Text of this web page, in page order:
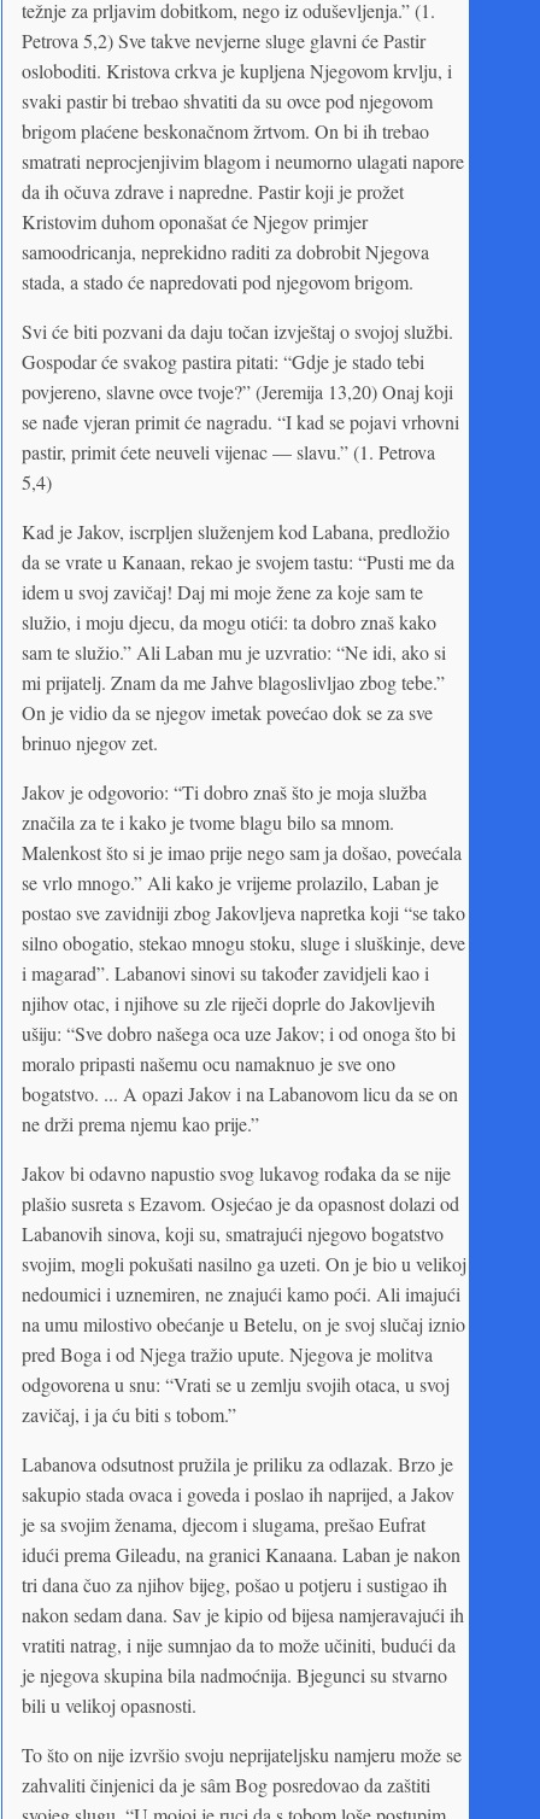
težnje za prljavim dobitkom, nego iz oduševljenja.” (1.
Petrova 5,2) Sve takve nevjerne sluge glavni će Pastir
osloboditi. Kristova crkva je kupljena Njegovom krvlju, i
svaki pastir bi trebao shvatiti da su ovce pod njegovom
brigom plaćene beskonačnom žrtvom. On bi ih trebao
smatrati neprocjenjivim blagom i neumorno ulagati napore
da ih očuva zdrave i napredne. Pastir koji je prožet
Kristovim duhom oponašat će Njegov primjer
samoodricanja, neprekidno raditi za dobrobit Njegova
stada, a stado će napredovati pod njegovom brigom.
Svi će biti pozvani da daju točan izvještaj o svojoj službi.
Gospodar će svakog pastira pitati: “Gdje je stado tebi
povjereno, slavne ovce tvoje?” (Jeremija 13,20) Onaj koji
se nađe vjeran primit će nagradu. “I kad se pojavi vrhovni
pastir, primit ćete neuveli vijenac — slavu.” (1. Petrova
5,4)
Kad je Jakov, iscrpljen služenjem kod Labana, predložio
da se vrate u Kanaan, rekao je svojem tastu: “Pusti me da
idem u svoj zavičaj! Daj mi moje žene za koje sam te
služio, i moju djecu, da mogu otići: ta dobro znaš kako
sam te služio.” Ali Laban mu je uzvratio: “Ne idi, ako si
mi prijatelj. Znam da me Jahve blagoslivljao zbog tebe.”
On je vidio da se njegov imetak povećao dok se za sve
brinuo njegov zet.
Jakov je odgovorio: “Ti dobro znaš što je moja služba
značila za te i kako je tvome blagu bilo sa mnom.
Malenkost što si je imao prije nego sam ja došao, povećala
se vrlo mnogo.” Ali kako je vrijeme prolazilo, Laban je
postao sve zavidniji zbog Jakovljeva napretka koji “se tako
silno obogatio, stekao mnogu stoku, sluge i sluškinje, deve
i magarad”. Labanovi sinovi su također zavidjeli kao i
njihov otac, i njihove su zle riječi doprle do Jakovljevih
ušiju: “Sve dobro našega oca uze Jakov; i od onoga što bi
moralo pripasti našemu ocu namaknuo je sve ono
bogatstvo. ... A opazi Jakov i na Labanovom licu da se on
ne drži prema njemu kao prije.”
Jakov bi odavno napustio svog lukavog rođaka da se nije
plašio susreta s Ezavom. Osjećao je da opasnost dolazi od
Labanovih sinova, koji su, smatrajući njegovo bogatstvo
svojim, mogli pokušati nasilno ga uzeti. On je bio u velikoj
nedoumici i uznemiren, ne znajući kamo poći. Ali imajući
na umu milostivo obećanje u Betelu, on je svoj slučaj iznio
pred Boga i od Njega tražio upute. Njegova je molitva
odgovorena u snu: “Vrati se u zemlju svojih otaca, u svoj
zavičaj, i ja ću biti s tobom.”
Labanova odsutnost pružila je priliku za odlazak. Brzo je
sakupio stada ovaca i goveda i poslao ih naprijed, a Jakov
je sa svojim ženama, djecom i slugama, prešao Eufrat
idući prema Gileadu, na granici Kanaana. Laban je nakon
tri dana čuo za njihov bijeg, pošao u potjeru i sustigao ih
nakon sedam dana. Sav je kipio od bijesa namjeravajući ih
vratiti natrag, i nije sumnjao da to može učiniti, budući da
je njegova skupina bila nadmoćnija. Bjegunci su stvarno
bili u velikoj opasnosti.
To što on nije izvršio svoju neprijateljsku namjeru može se
zahvaliti činjenici da je sâm Bog posredovao da zaštiti